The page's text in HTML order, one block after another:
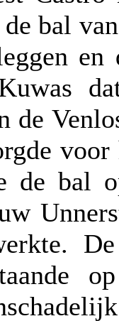
bal
en
de
voor
de bal